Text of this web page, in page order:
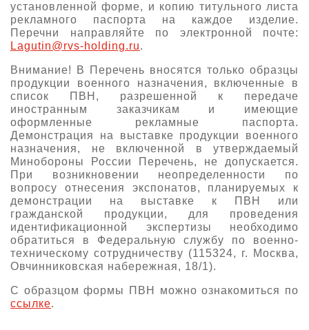
Контакты
Прилет на выставку
Основные требования МВЦ «Крокус Экспо»
Схема проезда
Правила доступа и пребывания Крокус Экспо
Аккредитация прессы
Условия инфопартнёрства
Положение об аккредитации
Публикации о выставке
Пресс-релизы
Архив
установленной форме, и копию титульного листа
рекламного паспорта на каждое изделие.
Перечни направляйте по электронной почте:
Lagutin@rvs-holding.ru.
Внимание! В Перечень вносятся только образцы
продукции военного назначения, включенные в
список ПВН, разрешенной к передаче
иностранным заказчикам и имеющие
оформленные рекламные паспорта.
Демонстрация на выставке продукции военного
назначения, не включенной в утверждаемый
Минобороны России Перечень, не допускается.
При возникновении неопределенности по
вопросу отнесения экспонатов, планируемых к
демонстрации на выставке к ПВН или
гражданской продукции, для проведения
идентификационной экспертизы необходимо
обратиться в Федеральную службу по военно-
техническому сотрудничеству (115324, г. Москва,
Овчинниковская набережная, 18/1).
С образцом формы ПВН можно ознакомиться по
ссылке.